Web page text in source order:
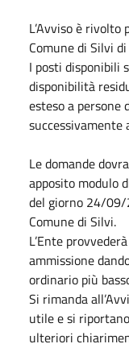
L’Avviso è
Comune di Silvi
I posti disponibili
disponibilità
esteso a
successivamente
Le domande
apposito modulo
del giorno 24/09/
Comune di Silvi.
L’Ente
ammissione
ordinario più
Si rimanda
utile e si
ulteriori